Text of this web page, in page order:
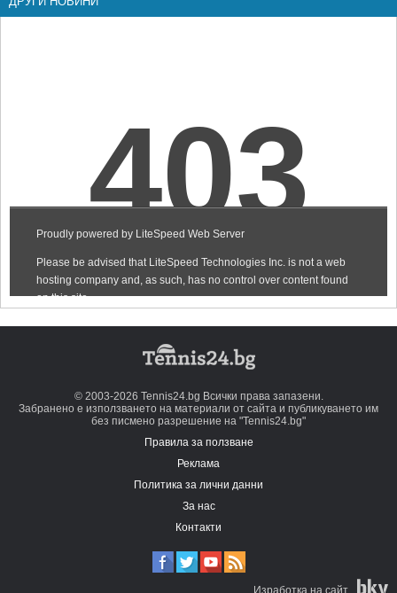
© 2003-2026 Tennis24.bg Всички права запазени.
Забранено е използването на материали от сайта и публикуването им
без писмено разрешение на "Tennis24.bg"
Правила за ползване
Реклама
Политика за лични данни
За нас
Контакти